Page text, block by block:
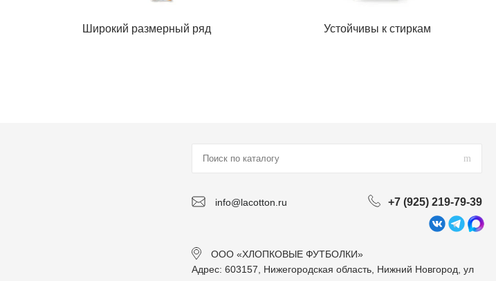
Широкий размерный ряд Устойчивы к стиркам
info@lacotton.ru +7 (925) 219-79-39
ООО «ХЛОПКОВЫЕ ФУТБОЛКИ»
Адрес: 603157, Нижегородская область, Нижний Новгород, ул